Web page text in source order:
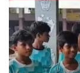
अंडर-15
टीम
बनी
मध्यसप्रदेश
राज्य